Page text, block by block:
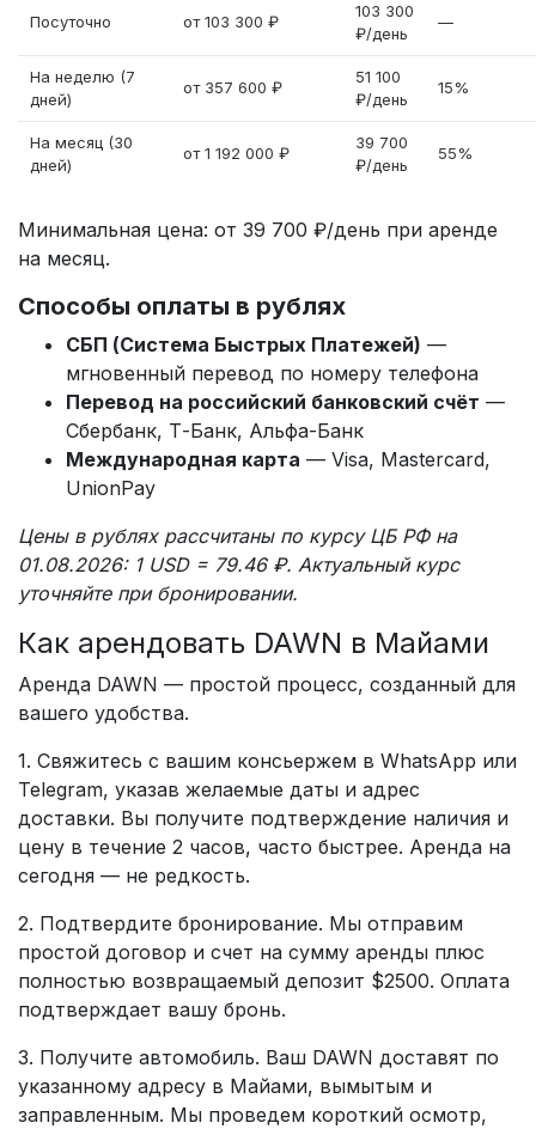
Посуточно от 103 300 ₽
103 300
₽/день
—
На неделю (7
дней)
от 357 600 ₽
51 100
₽/день
15%
На месяц (30
дней)
от 1 192 000 ₽
39 700
₽/день
55%
Минимальная цена: от 39 700 ₽/день при аренде
на месяц.
Способы оплаты в рублях
СБП (Система Быстрых Платежей) —
мгновенный перевод по номеру телефона
Перевод на российский банковский счёт —
Сбербанк, Т-Банк, Альфа-Банк
Международная карта — Visa, Mastercard,
UnionPay
Цены в рублях рассчитаны по курсу ЦБ РФ на
01.08.2026: 1 USD = 79.46 ₽. Актуальный курс
уточняйте при бронировании.
Как арендовать DAWN в Майами
Аренда DAWN — простой процесс, созданный для
вашего удобства.
1. Свяжитесь с вашим консьержем в WhatsApp или
Telegram, указав желаемые даты и адрес
доставки. Вы получите подтверждение наличия и
цену в течение 2 часов, часто быстрее. Аренда на
сегодня — не редкость.
2. Подтвердите бронирование. Мы отправим
простой договор и счет на сумму аренды плюс
полностью возвращаемый депозит $2500. Оплата
подтверждает вашу бронь.
3. Получите автомобиль. Ваш DAWN доставят по
указанному адресу в Майами, вымытым и
заправленным. Мы проведем короткий осмотр,